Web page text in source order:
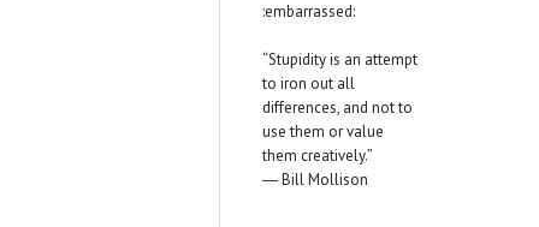
:embarrassed:
“Stupidity is an attempt
to iron out all
differences, and not to
use them or value
them creatively.”
― Bill Mollison